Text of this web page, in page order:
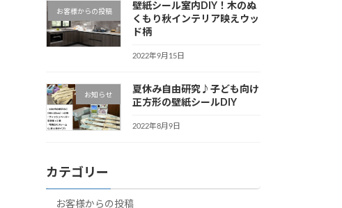
お客様からの投稿
壁紙シール室内DIY！木のぬ
くもり秋インテリア映えウッ
ド柄
2022年9月15日
お知らせ
夏休み自由研究♪子ども向け
正方形の壁紙シールDIY
2022年8月9日
カテゴリー
お客様からの投稿